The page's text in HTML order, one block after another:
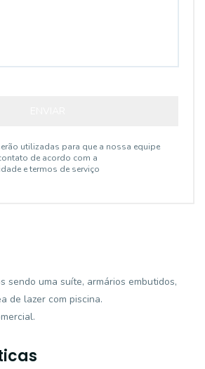
utilizadas para que a nossa equipe
de acordo com a
e termos de serviço
sendo uma suíte, armários embutidos,
de lazer com piscina.